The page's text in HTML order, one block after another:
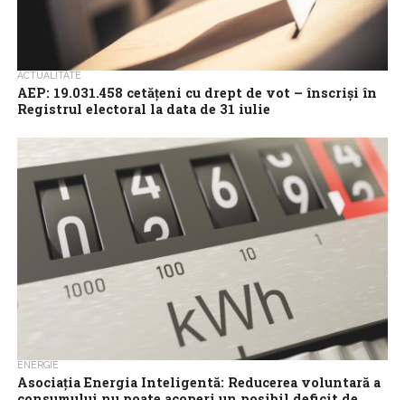
ACTUALITATE
AEP: 19.031.458 cetățeni cu drept de vot – înscriși în
Registrul electoral la data de 31 iulie
la data de 31 iulie este de 19.031.458, cu 3.725 mai mulți...
ENERGIE
Asociația Energia Inteligentă: Reducerea voluntară a